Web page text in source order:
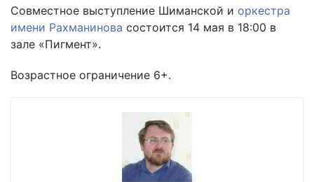
Совместное выступление Шиманской и оркестра
имени Рахманинова состоится 14 мая в 18:00 в
зале «Пигмент».
Возрастное ограничение 6+.